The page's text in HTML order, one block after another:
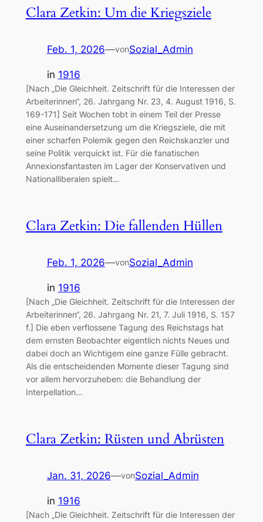
Clara Zetkin: Um die Kriegsziele
Feb. 1, 2026—vonSozial_Admin
in 1916
[Nach „Die Gleichheit. Zeitschrift für die Interessen der
Arbeiterinnen“, 26. Jahrgang Nr. 23, 4. August 1916, S.
169-171] Seit Wochen tobt in einem Teil der Presse
eine Auseinandersetzung um die Kriegsziele, die mit
einer scharfen Polemik gegen den Reichskanzler und
seine Politik verquickt ist. Für die fanatischen
Annexionsfantasten im Lager der Konservativen und
Nationalliberalen spielt…
Clara Zetkin: Die fallenden Hüllen
Feb. 1, 2026—vonSozial_Admin
in 1916
[Nach „Die Gleichheit. Zeitschrift für die Interessen der
Arbeiterinnen“, 26. Jahrgang Nr. 21, 7. Juli 1916, S. 157
f.] Die eben verflossene Tagung des Reichstags hat
dem ernsten Beobachter eigentlich nichts Neues und
dabei doch an Wichtigem eine ganze Fülle gebracht.
Als die entscheidenden Momente dieser Tagung sind
vor allem hervorzuheben: die Behandlung der
Interpellation…
Clara Zetkin: Rüsten und Abrüsten
Jan. 31, 2026—vonSozial_Admin
in 1916
[Nach „Die Gleichheit. Zeitschrift für die Interessen der